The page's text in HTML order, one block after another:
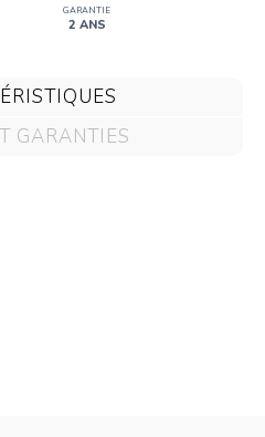
GARANTIE
2 ANS
GARANTIES